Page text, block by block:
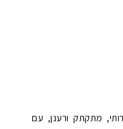
מתקתק ורענן, עם